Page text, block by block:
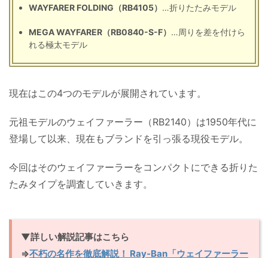
WAYFARER FOLDING（RB4105） …折りたたみモデル
MEGA WAYFARER（RB0840-S-F） …周りを差を付けら
れる極太モデル
現在はこの4つのモデルが展開されています。
元祖モデルのウェイファーラー（RB2140）は1950年代に
登場して以来、現在もブランドを引っ張る現役モデル。
今回はそのウェイファーラーをコンパクトにできる折りた
たみタイプを調査していきます。
▼詳しい解説記事はこちら
⇒不朽の名作を徹底解説！ Ray-Ban「ウェイファーラー